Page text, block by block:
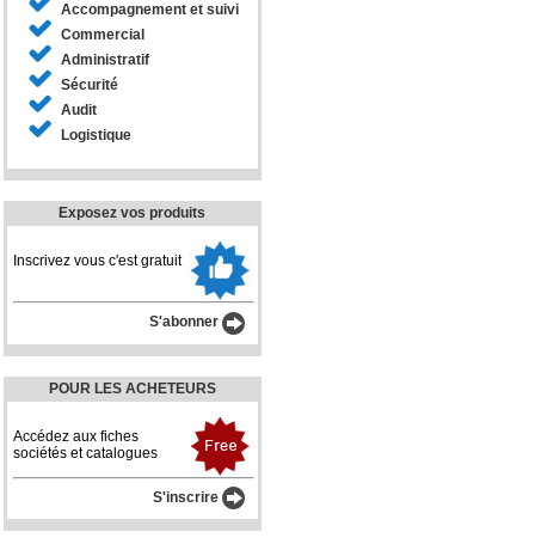
Accompagnement et suivi
Commercial
Administratif
Sécurité
Audit
Logistique
Exposez vos produits
Inscrivez vous c'est gratuit
S'abonner
POUR LES ACHETEURS
Accédez aux fiches
sociétés et catalogues
S'inscrire